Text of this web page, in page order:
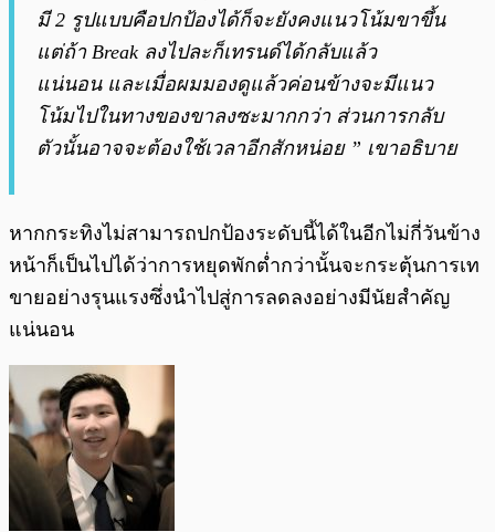
มี 2 รูปแบบคือปกป้องได้ก็จะยังคงแนวโน้มขาขึ้น
แต่ถ้า Break ลงไปละก็เทรนด์ได้กลับแล้ว
แน่นอน และเมื่อผมมองดูแล้วค่อนข้างจะมีแนว
โน้มไปในทางของขาลงซะมากกว่า ส่วนการกลับ
ตัวนั้นอาจจะต้องใช้เวลาอีกสักหน่อย ” เขาอธิบาย
หากกระทิงไม่สามารถปกป้องระดับนี้ได้ในอีกไม่กี่วันข้าง
หน้าก็เป็นไปได้ว่าการหยุดพักต่ำกว่านั้นจะกระตุ้นการเท
ขายอย่างรุนแรงซึ่งนำไปสู่การลดลงอย่างมีนัยสำคัญ
แน่นอน